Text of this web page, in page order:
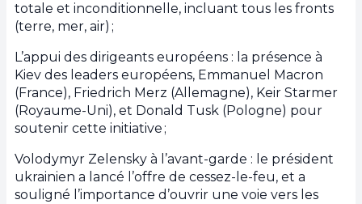
totale et inconditionnelle, incluant tous les fronts
(terre, mer, air) ;
L’appui des dirigeants européens : la présence à
Kiev des leaders européens, Emmanuel Macron
(France), Friedrich Merz (Allemagne), Keir Starmer
(Royaume-Uni), et Donald Tusk (Pologne) pour
soutenir cette initiative ;
Volodymyr Zelensky à l’avant-garde : le président
ukrainien a lancé l’offre de cessez-le-feu, et a
souligné l’importance d’ouvrir une voie vers les